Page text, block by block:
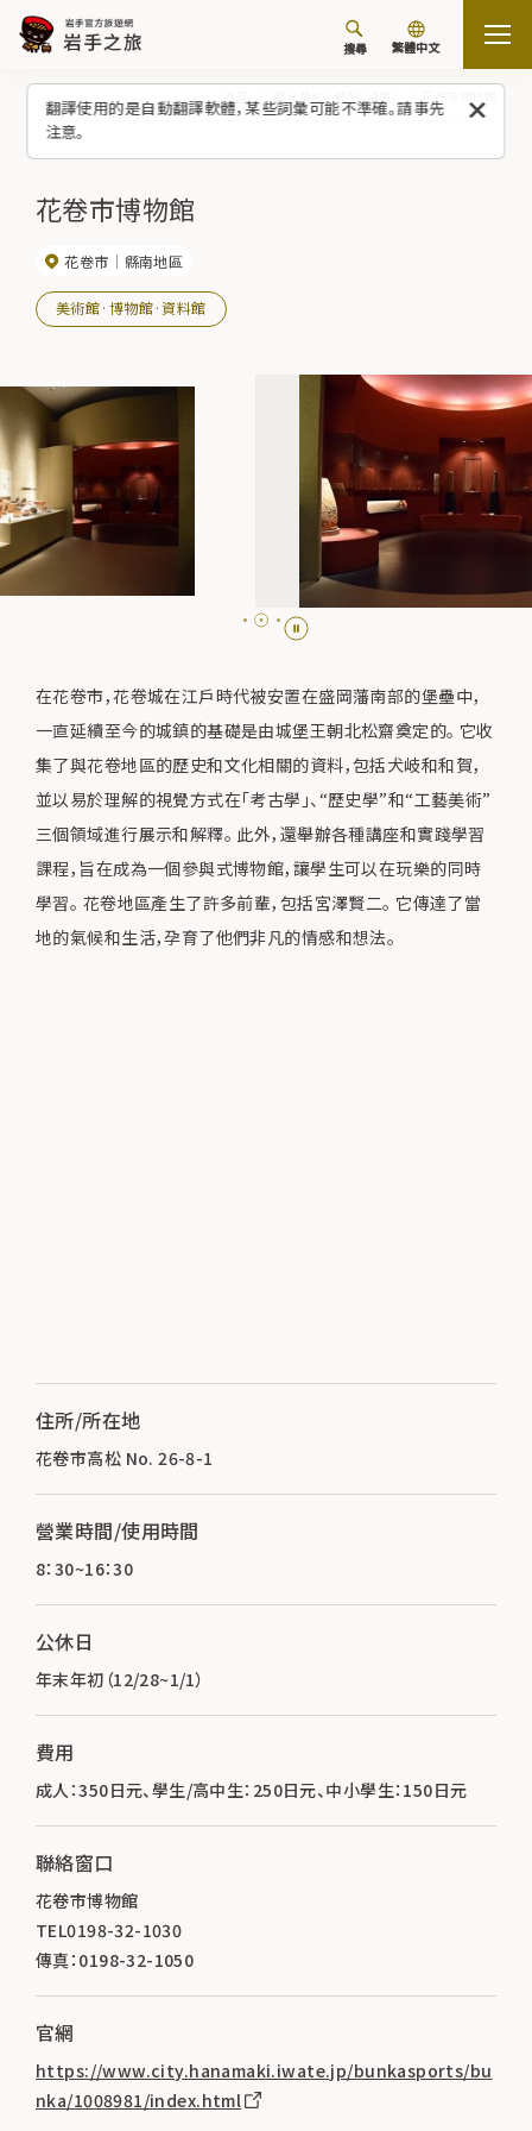
翻譯使用的是自動翻譯軟體，某些詞彙可能不準確。請事先
注意。
搜尋 繁體中文
花卷市博物館
花卷市 縣南地區
美術館·博物館·資料館
在花卷市，花卷城在江戶時代被安置在盛岡藩南部的堡壘中，
一直延續至今的城鎮的基礎是由城堡王朝北松齋奠定的。 它收
集了與花卷地區的歷史和文化相關的資料，包括犬岐和和賀，
並以易於理解的視覺方式在「考古學」、“歷史學”和“工藝美術”
三個領域進行展示和解釋。 此外，還舉辦各種講座和實踐學習
課程，旨在成為一個參與式博物館，讓學生可以在玩樂的同時
學習。 花卷地區產生了許多前輩，包括宮澤賢二。 它傳達了當
地的氣候和生活，孕育了他們非凡的情感和想法。
住所/所在地
花卷市高松 No. 26-8-1
營業時間/使用時間
8：30~16：30
公休日
年末年初（12/28~1/1）
費用
成人：350日元、學生/高中生：250日元、中小學生：150日元
聯絡窗口
花卷市博物館
TEL0198-32-1030
傳真：0198-32-1050
官網
https://www.city.hanamaki.iwate.jp/bunkasports/bu
nka/1008981/index.html